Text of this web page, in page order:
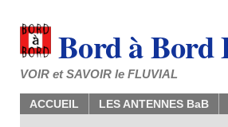
Bord à Bord
VOIR et SAVOIR le FLUVIAL
ACCUEIL LES ANTENNES BaB